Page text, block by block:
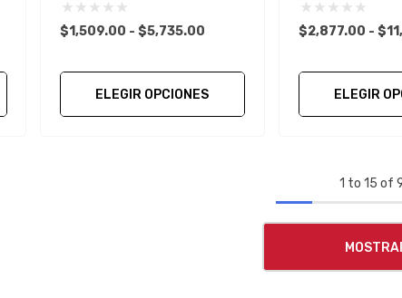
$1,509.00 - $5,735.00
ELEGIR OPCIONES
$2,877.00 -
ELEGIR
1 to 15 of